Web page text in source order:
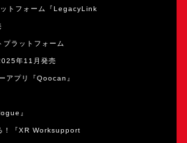
トフォーム『LegacyLink
プラットフォーム
年11月発売
アプリ『Qoocan』
』
！『XR Worksupport